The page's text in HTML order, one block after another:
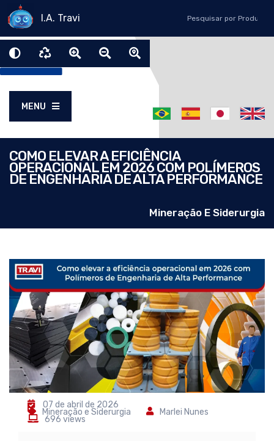
I.A. Travi
MENU
COMO ELEVAR A EFICIÊNCIA
OPERACIONAL EM 2026 COM POLÍMEROS
DE ENGENHARIA DE ALTA PERFORMANCE
Mineração E Siderurgia
07 de abril de 2026
Mineração e Siderurgia Marlei Nunes
696 views